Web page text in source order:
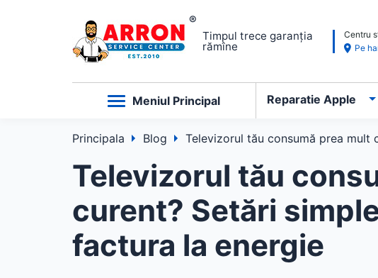
Timpul trece garanția
rămîne
Centru
Pe
Meniul Principal Reparatie Apple
Principala Blog Televizorul tău consumă prea mult
Televizorul tău
curent? Setări
factura la energie